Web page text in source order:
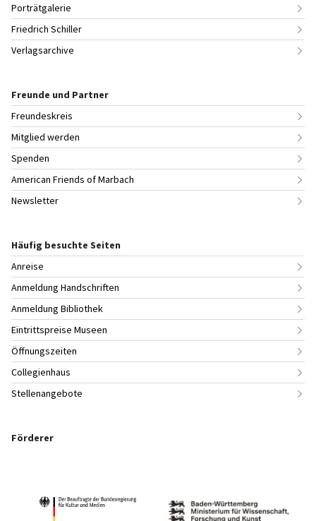
Porträtgalerie
Friedrich Schiller
Verlagsarchive
Freunde und Partner
Freundeskreis
Mitglied werden
Spenden
American Friends of Marbach
Newsletter
Häufig besuchte Seiten
Anreise
Anmeldung Handschriften
Anmeldung Bibliothek
Eintrittspreise Museen
Öffnungszeiten
Collegienhaus
Stellenangebote
Förderer